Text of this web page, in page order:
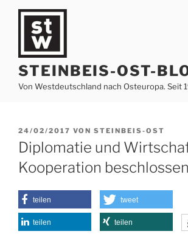
Zum
springen
STEINBEIS-OST-
Von Westdeutschland nach Osteuropa. Seit
VERÖFFENTLICHT
AM
24/02/2017 VON STEINBEIS-OST
Diplomatie und
Kooperation
teilen tweet
teilen teilen